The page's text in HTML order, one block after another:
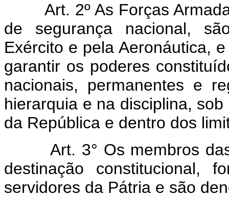
Art. 2º As Forças
de segurança nacional,
Exército e pela Aeronáutica,
garantir os poderes
nacionais, permanentes e
hierarquia e na disciplina,
da República e dentro dos
Art. 3° Os membros
destinação constitucional,
servidores da Pátria e são